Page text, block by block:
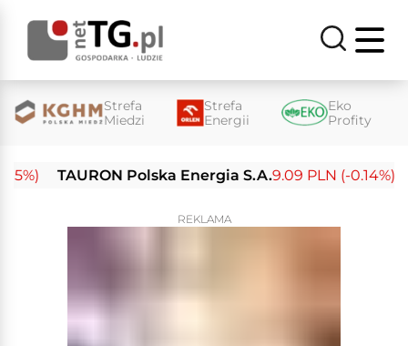
Strefa
Miedzi
Strefa
Energii
Eko
Profity
TAURON Polska Energia S.A. 9.09 PLN (-0.14%)
REKLAMA